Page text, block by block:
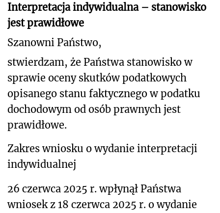
Interpretacja indywidualna – stanowisko
jest prawidłowe
Szanowni Państwo,
stwierdzam, że Państwa stanowisko w
sprawie oceny skutków podatkowych
opisanego stanu faktycznegow podatku
dochodowym od osób prawnych jest
prawidłowe.
Zakres wniosku o wydanie interpretacji
indywidualnej
26 czerwca 2025 r. wpłynął Państwa
wniosek z 18 czerwca 2025 r. o wydanie